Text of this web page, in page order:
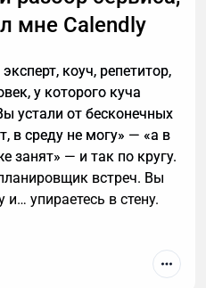
мне Calendly
коуч, репетитор,
у которого куча
устали от бесконечных
в среду не могу» — «а в
занят» — и так по кругу.
встреч. Вы
и… упираетесь в стену.